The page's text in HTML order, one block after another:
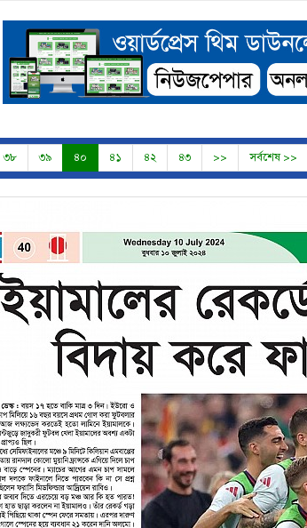
৩৮ ৩৯ ৪০ ৪১ ৪২ ৪৩ >> সর্বশেষ >>